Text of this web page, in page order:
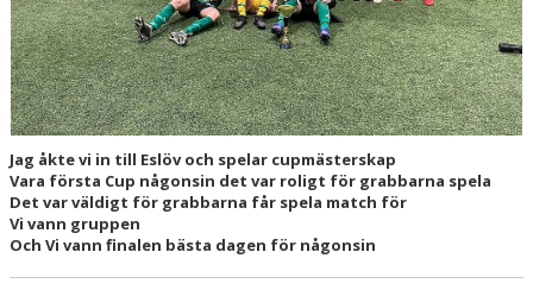
Jag åkte vi in till Eslöv och spelar cupmästerskap
Vara första Cup någonsin det var roligt för grabbarna spela
Det var väldigt för grabbarna får spela match för
Vi vann gruppen
Och Vi vann finalen bästa dagen för någonsin